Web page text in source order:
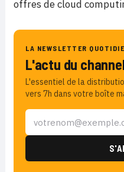
offres de cloud
LA NEWSLETTER
L'actu du
L'essentiel de la
vers 7h dans votre boîte